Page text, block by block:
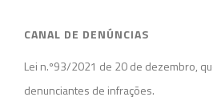
CANAL DE DENÚNCIAS
Lei n.º93/2021 de 20 de dezembro,
denunciantes de infrações.